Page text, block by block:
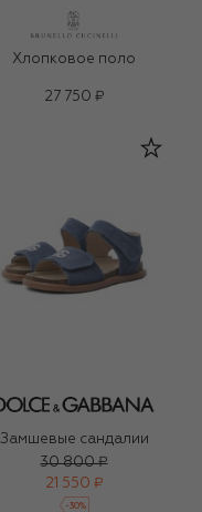
Хлопковое поло
27 750 ₽
Замшевые сандалии
30 800 ₽
21 550 ₽
-30%